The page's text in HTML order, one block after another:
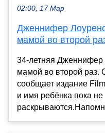
02:00, 17 Мар
Дженнифер
мамой во второй
34-летняя Дженнифер
мамой во второй раз.
сообщает издание
и имя ребёнка пока не